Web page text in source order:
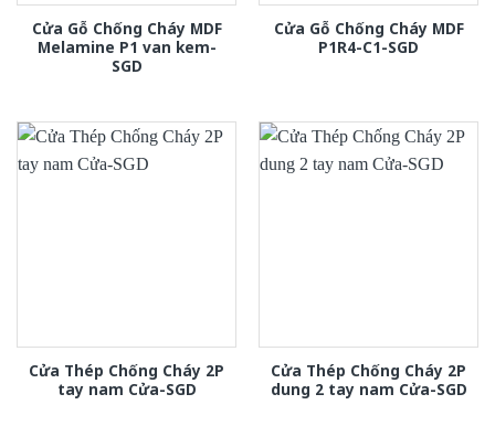
Cửa Gỗ Chống Cháy MDF
Melamine P1 van kem-
SGD
Cửa Gỗ Chống Cháy MDF
P1R4-C1-SGD
Cửa Thép Chống Cháy 2P
tay nam Cửa-SGD
Cửa Thép Chống Cháy 2P
dung 2 tay nam Cửa-SGD